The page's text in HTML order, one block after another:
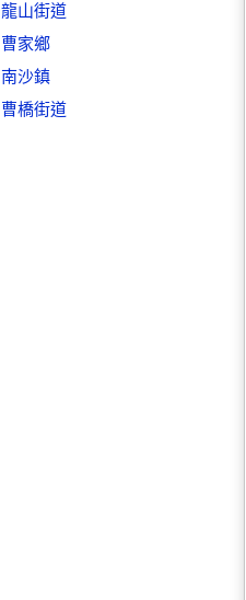
龍山街道
曹家鄉
南沙鎮
曹橋街道